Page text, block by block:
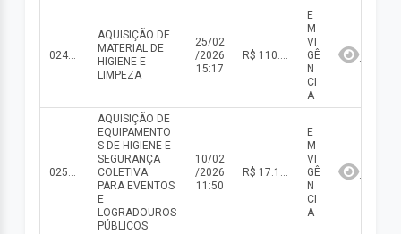
024/2026
AQUISIÇÃO DE
MATERIAL DE
HIGIENE E
LIMPEZA
25/02
/2026
15:17
R$ 110.655,20(valor inicial) R$ 110.655,20(valor atualizado)
E
M
VI
GÊ
N
CI
A
025/2025
AQUISIÇÃO DE
EQUIPAMENTO
S DE HIGIENE E
SEGURANÇA
COLETIVA
PARA EVENTOS
E
LOGRADOUROS
PÚBLICOS
10/02
/2026
11:50
R$ 17.100,00(valor inicial) R$ 17.100,00(valor atualizado)
E
M
VI
GÊ
N
CI
A